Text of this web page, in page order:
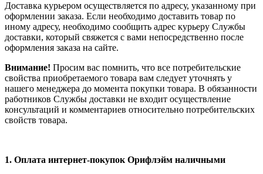
Доставка курьером осуществляется по адресу, указанному при
оформлении заказа. Если необходимо доставить товар по
иному адресу, необходимо сообщить адрес курьеру Службы
доставки, который свяжется с вами непосредственно после
оформления заказа на сайте.
Внимание! Просим вас помнить, что все потребительские
свойства приобретаемого товара вам следует уточнять у
нашего менеджера до момента покупки товара. В обязанности
работников Службы доставки не входит осуществление
консультаций и комментариев относительно потребительских
свойств товара.
1. Оплата интернет-покупок Орифлэйм наличными